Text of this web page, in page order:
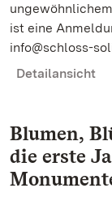
ist eine
info@schloss-
Detailansicht
Blumen,
die erste